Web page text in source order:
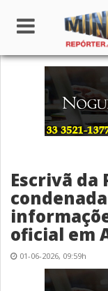
Home
Institucional
Seções
Canais
Colunistas
Escrivã da
oficial em
01-06-2026, 09:59h